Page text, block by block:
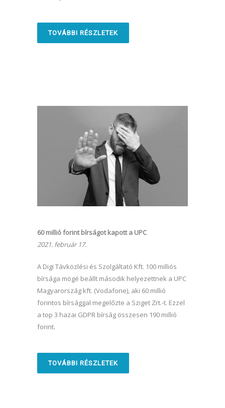
TOVÁBBI RÉSZLETEK
60 millió forint bírságot kapott a UPC
2021. február 17.
A Digi Távközlési és Szolgáltató Kft. 100 milliós
bírsága mögé beállt második helyezettnek a UPC
Magyarország kft. (Vodafone), aki 60 millió
forintos bírsággal megelőzte a Sziget Zrt.-t. Ezzel
a top 3 hazai GDPR bírság összesen 190 millió
forint.
TOVÁBBI RÉSZLETEK